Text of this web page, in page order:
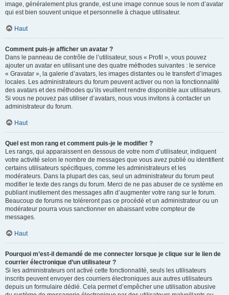
image, généralement plus grande, est une image connue sous le nom d’avatar
qui est bien souvent unique et personnelle à chaque utilisateur.
Haut
Comment puis-je afficher un avatar ?
Dans le panneau de contrôle de l’utilisateur, sous « Profil », vous pouvez
ajouter un avatar en utilisant une des quatre méthodes suivantes : le service
« Gravatar », la galerie d’avatars, les images distantes ou le transfert d’images
locales. Les administrateurs du forum peuvent activer ou non la fonctionnalité
des avatars et des méthodes qu’ils veuillent rendre disponible aux utilisateurs.
Si vous ne pouvez pas utiliser d’avatars, nous vous invitons à contacter un
administrateur du forum.
Haut
Quel est mon rang et comment puis-je le modifier ?
Les rangs, qui apparaissent en dessous de votre nom d’utilisateur, indiquent
votre activité selon le nombre de messages que vous avez publié ou identifient
certains utilisateurs spécifiques, comme les administrateurs et les
modérateurs. Dans la plupart des cas, seul un administrateur du forum peut
modifier le texte des rangs du forum. Merci de ne pas abuser de ce système en
publiant inutilement des messages afin d’augmenter votre rang sur le forum.
Beaucoup de forums ne toléreront pas ce procédé et un administrateur ou un
modérateur pourra vous sanctionner en abaissant votre compteur de
messages.
Haut
Pourquoi m’est-il demandé de me connecter lorsque je clique sur le lien de
courrier électronique d’un utilisateur ?
Si les administrateurs ont activé cette fonctionnalité, seuls les utilisateurs
inscrits peuvent envoyer des courriers électroniques aux autres utilisateurs
depuis un formulaire dédié. Cela permet d’empêcher une utilisation abusive